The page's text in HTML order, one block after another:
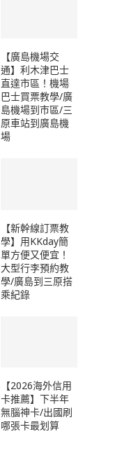
【廣島機場交
通】利木津巴士
直達市區！機場
巴士買票教學/廣
島機場到市區/三
原車站到廣島機
場
【新幹線訂票教
學】用KKday簡
單方便又便宜！
大型行李預約教
學/廣島到三原搭
乘紀錄
【2026海外信用
卡推薦】下半年
無腦神卡/出國刷
哪張卡最划算